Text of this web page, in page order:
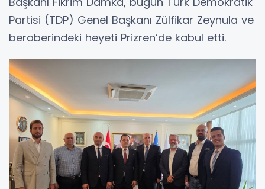
Partisi (TDP) Genel Başkanı Zülfikar Zeynula ve
beraberindeki heyeti Prizren’de kabul etti.